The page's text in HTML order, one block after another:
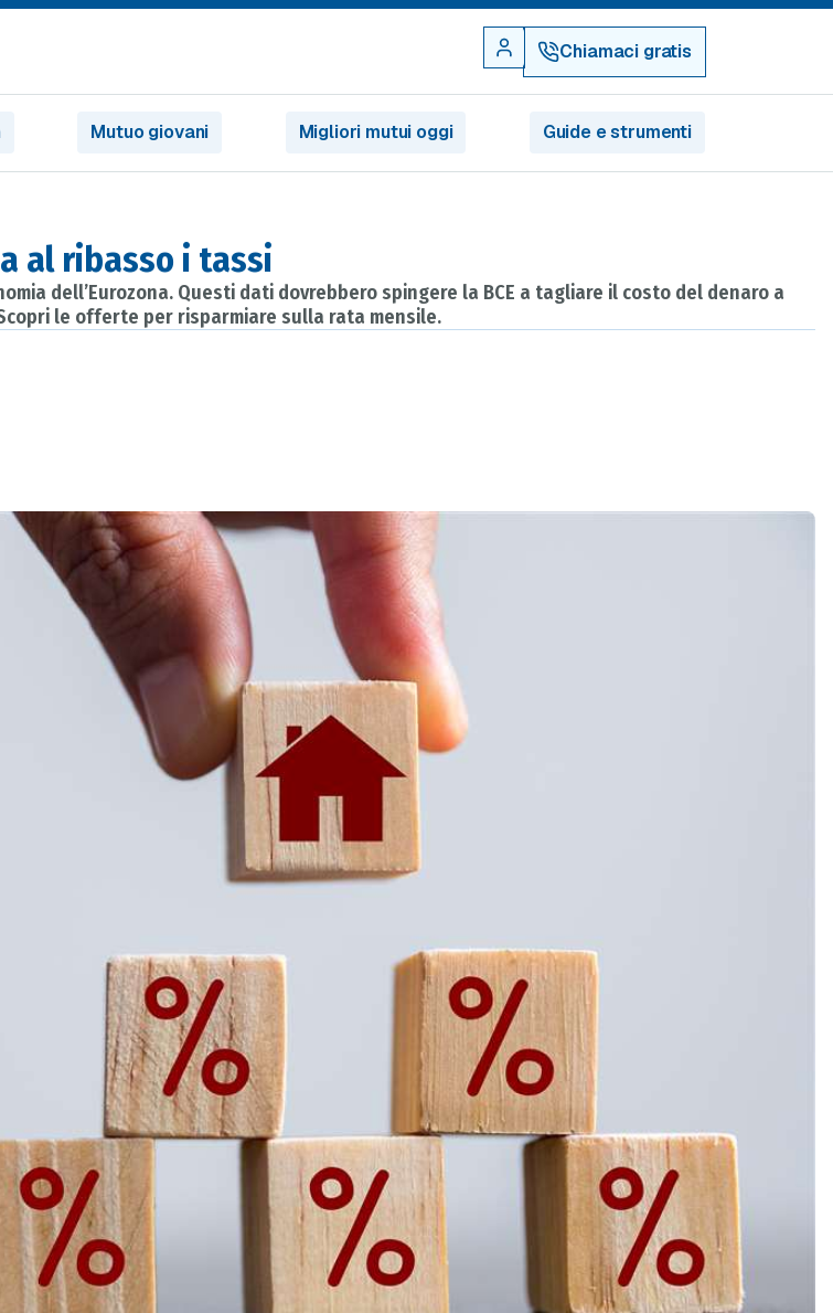
Chiamaci gratis
Mutuo giovani Migliori mutui oggi Guide e strumenti
al ribasso i tassi
dell’Eurozona. Questi dati dovrebbero spingere la BCE a tagliare il costo del denaro a
le offerte per risparmiare sulla rata mensile.